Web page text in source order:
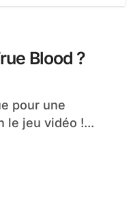
Blood ?
le jeu vidéo !...